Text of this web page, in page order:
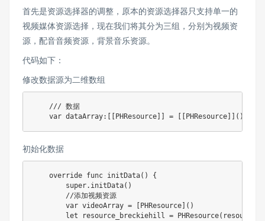
首先是资源选择器的调整，原本的资源选择器只支持单一的
视频媒体资源选择，现在我们将其分为三组，分别为视频资
源，配音音频资源，背景音乐资源。
代码如下：
修改数据源为二维数组
    /// 数据
初始化数据
    override func initData() {
        super.initData()
        //添加视频资源
        var videoArray = [PHResource]()
let resource_breckiehill =